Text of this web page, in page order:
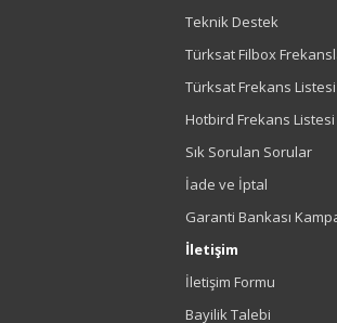
Teknik Destek
Türksat Filbox
Türksat Frekans Listesi
Hotbird Frekans Listesi
Sık Sorulan Sorular
İade ve İptal
Garanti Bankası
İletişim
İletişim Formu
Bayilik Talebi